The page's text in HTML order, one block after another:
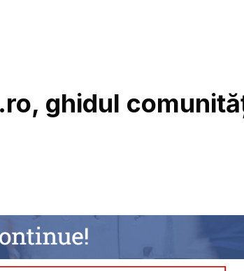
ghidul